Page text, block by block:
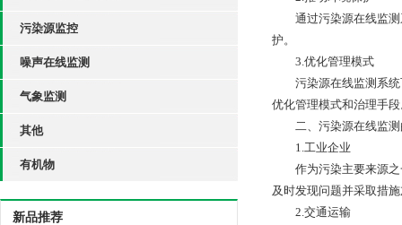
污染源监控
噪声在线监测
气象监测
其他
有机物
新品推荐
通过污染源在线监测
护。
3.优化管理模式
污染源在线监测系统
优化管理模式和治理手
二、污染源在线监测
1.工业企业
作为污染主要来源之
及时发现问题并采取措
2.交通运输